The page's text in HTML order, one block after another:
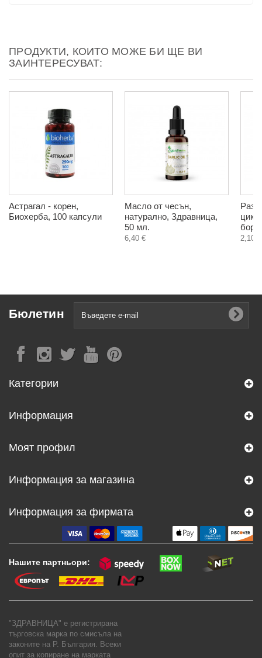
ПРОДУКТИ, КОИТО МОЖЕ БИ ЩЕ ВИ
ЗАИНТЕРЕСУВАТ:
Астрагал - корен,
Биохерба, 100 капсули
Масло от чесън,
натурално, Здравница,
50 мл.
6,40 € 2,10 €
Бюлетин
Категории
Информация
Моят профил
Информация за магазина
Информация за фирмата
Нашите партньори:
"ЗДРАВНИЦА" е регистрирана
търговска марка по смисъла на
законите на Р. България. Всеки
опит за копиране на марката